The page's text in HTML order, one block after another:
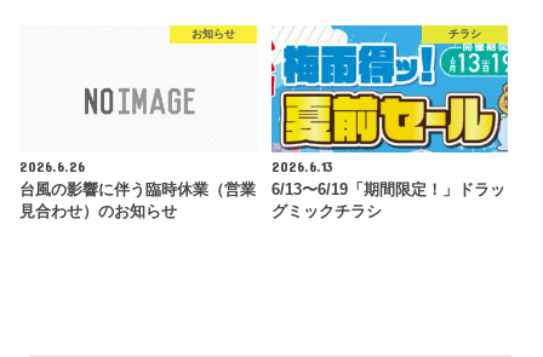
お知らせ
2026.6.26
台風の影響に伴う臨時休業（営業
見合わせ）のお知らせ
チラシ
2026.6.13
6/13〜6/19「期間限定！」ドラッ
グミックチラシ